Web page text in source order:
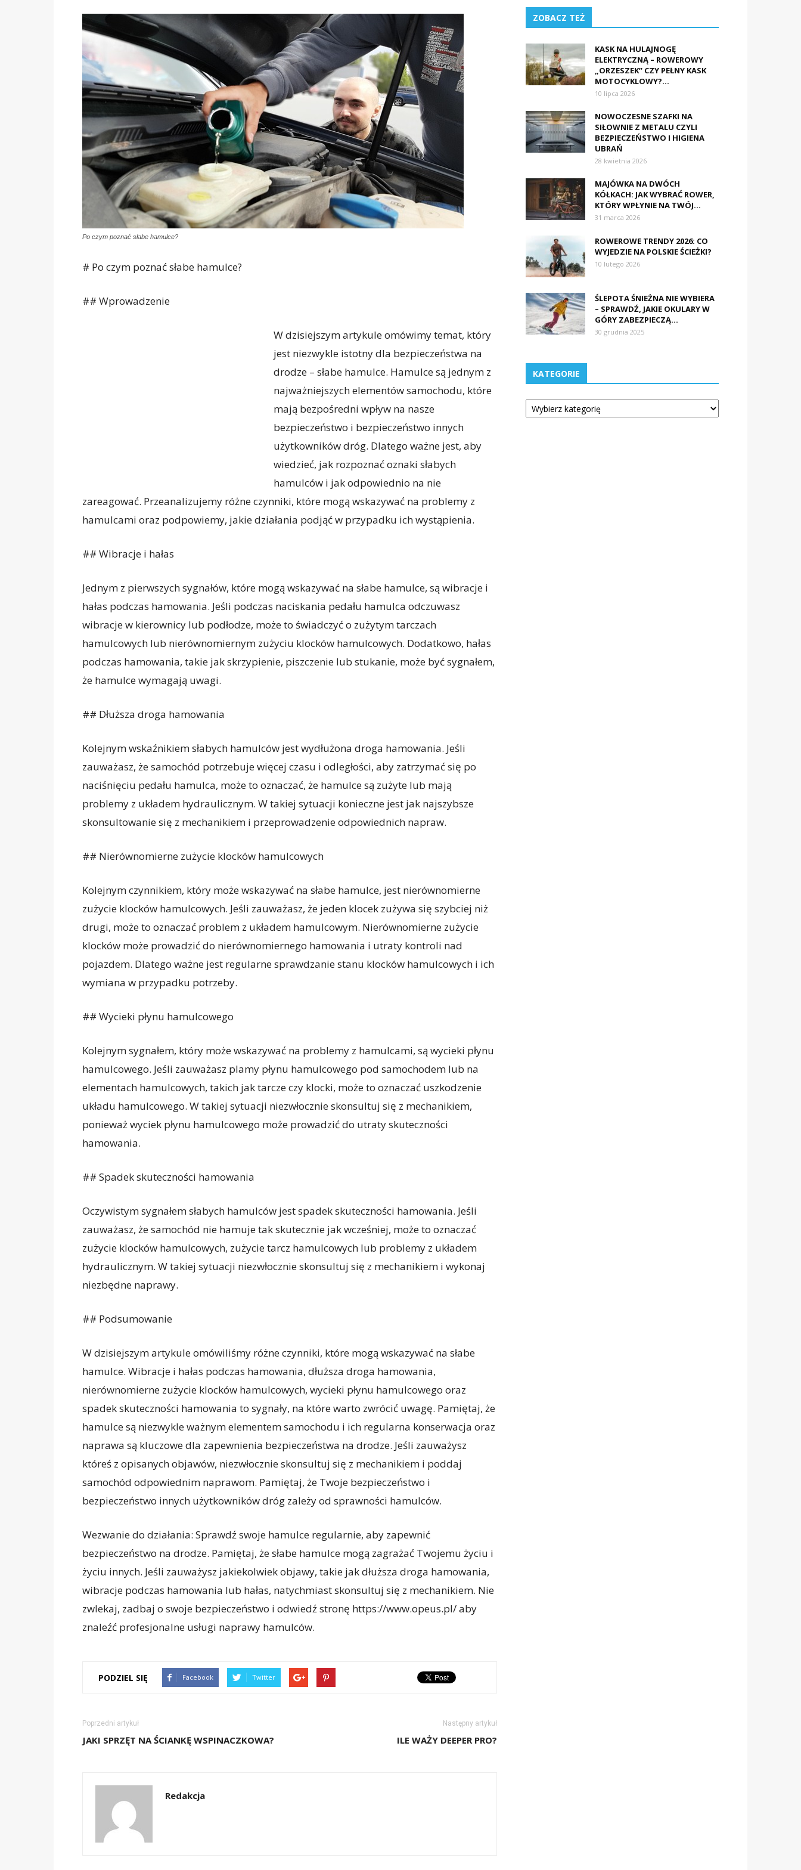
Po czym poznać słabe hamulce?
# Po czym poznać słabe hamulce?
## Wprowadzenie
W dzisiejszym artykule omówimy temat, który
jest niezwykle istotny dla bezpieczeństwa na
drodze – słabe hamulce. Hamulce są jednym z
najważniejszych elementów samochodu, które
mają bezpośredni wpływ na nasze
bezpieczeństwo i bezpieczeństwo innych
użytkowników dróg. Dlatego ważne jest, aby
wiedzieć, jak rozpoznać oznaki słabych
hamulców i jak odpowiednio na nie
zareagować. Przeanalizujemy różne czynniki, które mogą wskazywać na problemy z
hamulcami oraz podpowiemy, jakie działania podjąć w przypadku ich wystąpienia.
## Wibracje i hałas
Jednym z pierwszych sygnałów, które mogą wskazywać na słabe hamulce, są wibracje i
hałas podczas hamowania. Jeśli podczas naciskania pedału hamulca odczuwasz
wibracje w kierownicy lub podłodze, może to świadczyć o zużytym tarczach
hamulcowych lub nierównomiernym zużyciu klocków hamulcowych. Dodatkowo, hałas
podczas hamowania, takie jak skrzypienie, piszczenie lub stukanie, może być sygnałem,
że hamulce wymagają uwagi.
## Dłuższa droga hamowania
Kolejnym wskaźnikiem słabych hamulców jest wydłużona droga hamowania. Jeśli
zauważasz, że samochód potrzebuje więcej czasu i odległości, aby zatrzymać się po
naciśnięciu pedału hamulca, może to oznaczać, że hamulce są zużyte lub mają
problemy z układem hydraulicznym. W takiej sytuacji konieczne jest jak najszybsze
skonsultowanie się z mechanikiem i przeprowadzenie odpowiednich napraw.
## Nierównomierne zużycie klocków hamulcowych
Kolejnym czynnikiem, który może wskazywać na słabe hamulce, jest nierównomierne
zużycie klocków hamulcowych. Jeśli zauważasz, że jeden klocek zużywa się szybciej niż
drugi, może to oznaczać problem z układem hamulcowym. Nierównomierne zużycie
klocków może prowadzić do nierównomiernego hamowania i utraty kontroli nad
pojazdem. Dlatego ważne jest regularne sprawdzanie stanu klocków hamulcowych i ich
wymiana w przypadku potrzeby.
## Wycieki płynu hamulcowego
Kolejnym sygnałem, który może wskazywać na problemy z hamulcami, są wycieki płynu
hamulcowego. Jeśli zauważasz plamy płynu hamulcowego pod samochodem lub na
elementach hamulcowych, takich jak tarcze czy klocki, może to oznaczać uszkodzenie
układu hamulcowego. W takiej sytuacji niezwłocznie skonsultuj się z mechanikiem,
ponieważ wyciek płynu hamulcowego może prowadzić do utraty skuteczności
hamowania.
## Spadek skuteczności hamowania
Oczywistym sygnałem słabych hamulców jest spadek skuteczności hamowania. Jeśli
zauważasz, że samochód nie hamuje tak skutecznie jak wcześniej, może to oznaczać
zużycie klocków hamulcowych, zużycie tarcz hamulcowych lub problemy z układem
hydraulicznym. W takiej sytuacji niezwłocznie skonsultuj się z mechanikiem i wykonaj
niezbędne naprawy.
## Podsumowanie
W dzisiejszym artykule omówiliśmy różne czynniki, które mogą wskazywać na słabe
hamulce. Wibracje i hałas podczas hamowania, dłuższa droga hamowania,
nierównomierne zużycie klocków hamulcowych, wycieki płynu hamulcowego oraz
spadek skuteczności hamowania to sygnały, na które warto zwrócić uwagę. Pamiętaj, że
hamulce są niezwykle ważnym elementem samochodu i ich regularna konserwacja oraz
naprawa są kluczowe dla zapewnienia bezpieczeństwa na drodze. Jeśli zauważysz
któreś z opisanych objawów, niezwłocznie skonsultuj się z mechanikiem i poddaj
samochód odpowiednim naprawom. Pamiętaj, że Twoje bezpieczeństwo i
bezpieczeństwo innych użytkowników dróg zależy od sprawności hamulców.
Wezwanie do działania: Sprawdź swoje hamulce regularnie, aby zapewnić
bezpieczeństwo na drodze. Pamiętaj, że słabe hamulce mogą zagrażać Twojemu życiu i
życiu innych. Jeśli zauważysz jakiekolwiek objawy, takie jak dłuższa droga hamowania,
wibracje podczas hamowania lub hałas, natychmiast skonsultuj się z mechanikiem. Nie
zwlekaj, zadbaj o swoje bezpieczeństwo i odwiedź stronę https://www.opeus.pl/ aby
znaleźć profesjonalne usługi naprawy hamulców.
PODZIEL SIĘ Facebook Twitter
Poprzedni artykuł
JAKI SPRZĘT NA ŚCIANKĘ WSPINACZKOWA?
Następny artykuł
ILE WAŻY DEEPER PRO?
Redakcja
ZOBACZ TEŻ
KASK NA HULAJNOGĘ
ELEKTRYCZNĄ – ROWEROWY
„ORZESZEK” CZY PEŁNY KASK
MOTOCYKLOWY?...
10 lipca 2026
NOWOCZESNE SZAFKI NA
SIŁOWNIE Z METALU CZYLI
BEZPIECZEŃSTWO I HIGIENA
UBRAŃ
28 kwietnia 2026
MAJÓWKA NA DWÓCH
KÓŁKACH: JAK WYBRAĆ ROWER,
KTÓRY WPŁYNIE NA TWÓJ...
31 marca 2026
ROWEROWE TRENDY 2026: CO
WYJEDZIE NA POLSKIE ŚCIEŻKI?
10 lutego 2026
ŚLEPOTA ŚNIEŻNA NIE WYBIERA
– SPRAWDŹ, JAKIE OKULARY W
GÓRY ZABEZPIECZĄ...
30 grudnia 2025
KATEGORIE
Kategorie